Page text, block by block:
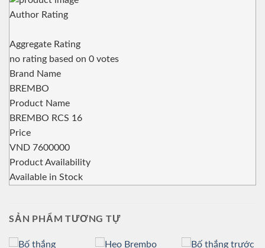
Author Rating
Aggregate Rating
no rating based on 0 votes
Brand Name
BREMBO
Product Name
BREMBO RCS 16
Price
VND 7600000
Product Availability
Available in Stock
SẢN PHẨM TƯƠNG TỰ